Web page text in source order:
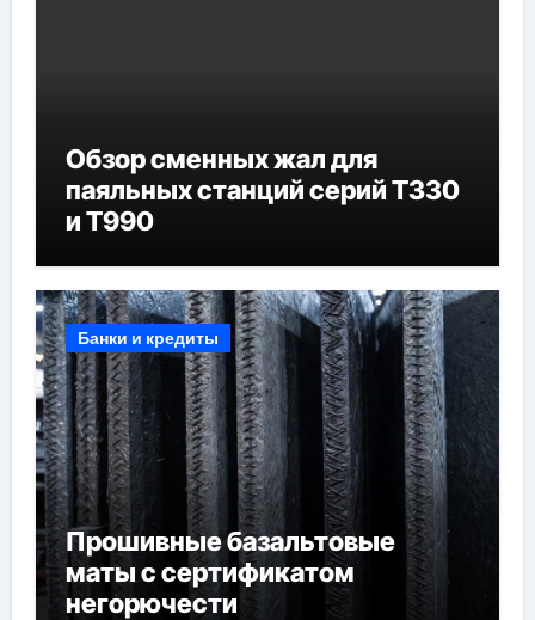
Обзор сменных жал для
паяльных станций серий T330
и T990
Банки и кредиты
Прошивные базальтовые
маты с сертификатом
негорючести